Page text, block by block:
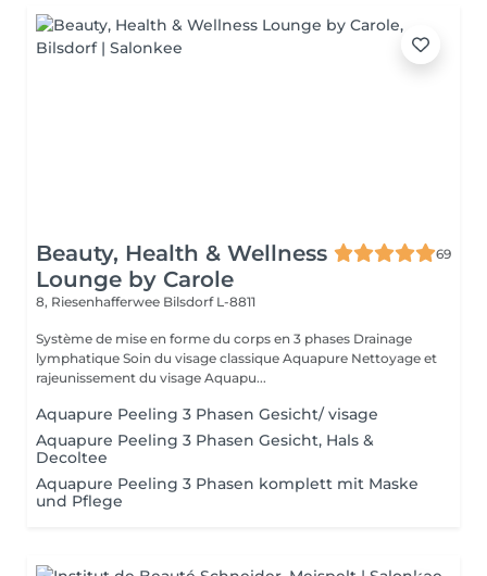
Beauty, Health & Wellness
Lounge by Carole
69
8, Riesenhafferwee Bilsdorf L-8811
Système de mise en forme du corps en 3 phases Drainage
lymphatique Soin du visage classique Aquapure Nettoyage et
rajeunissement du visage Aquapu...
Aquapure Peeling 3 Phasen Gesicht/ visage
Aquapure Peeling 3 Phasen Gesicht, Hals &
Decoltee
Aquapure Peeling 3 Phasen komplett mit Maske
und Pflege